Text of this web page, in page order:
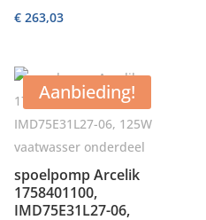
€ 263,03
Aanbieding!
spoelpomp Arcelik
1758401100,
IMD75E31L27-06,